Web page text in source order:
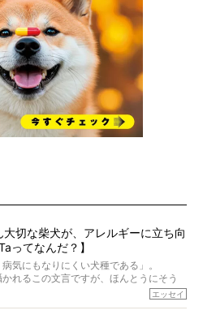
切な柴犬が、アレルギーに立ち向
ってなんだ？】
病気にもなりにくい犬種である」。
れるこの文言ですが、ほんとうにそう
しての完成度がとてつもなく高い柴犬だ
エッセイ